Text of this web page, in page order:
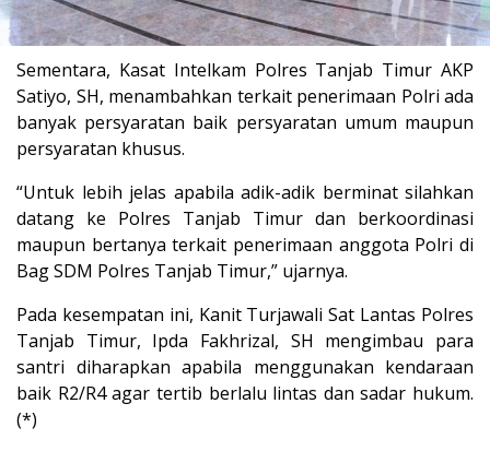
Sementara, Kasat Intelkam Polres Tanjab Timur AKP
Satiyo, SH, menambahkan terkait penerimaan Polri ada
banyak persyaratan baik persyaratan umum maupun
persyaratan khusus.
“Untuk lebih jelas apabila adik-adik berminat silahkan
datang ke Polres Tanjab Timur dan berkoordinasi
maupun bertanya terkait penerimaan anggota Polri di
Bag SDM Polres Tanjab Timur,” ujarnya.
Pada kesempatan ini, Kanit Turjawali Sat Lantas Polres
Tanjab Timur, Ipda Fakhrizal, SH mengimbau para
santri diharapkan apabila menggunakan kendaraan
baik R2/R4 agar tertib berlalu lintas dan sadar hukum.
(*)